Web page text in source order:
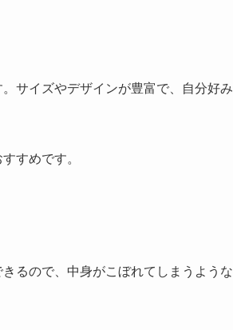
サイズやデザインが豊富で、自分好み
すめです。
るので、 中身がこぼれてしまうような